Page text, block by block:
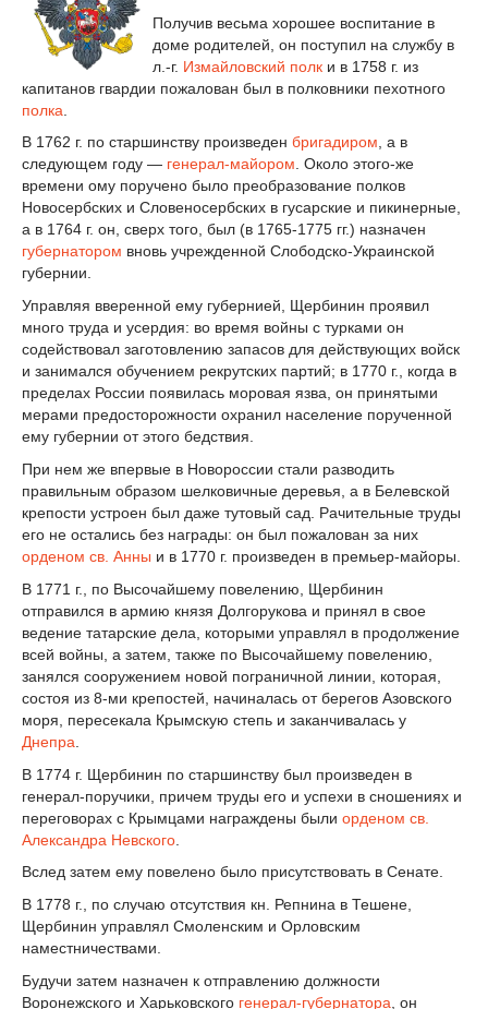
Получив весьма хорошее воспитание в
доме родителей, он поступил на службу в
л.-г. Измайловский полк и в 1758 г. из
капитанов гвардии пожалован был в полковники пехотного
полка
В 1762 г. по старшинству произведен бригадиром, а в
следующем году — генерал-майором. Около этого-же
времени ому поручено было преобразование полков
Новосербских и Словеносербских в гусарские и пикинерные,
а в 1764 г. он, сверх того, был (в 1765-1775 гг.) назначен
губернатором вновь учрежденной Слободско-Украинской
губернии.
Управляя вверенной ему губернией, Щербинин проявил
много труда и усердия: во время войны с турками он
содействовал заготовлению запасов для действующих войск
и занимался обучением рекрутских партий; в 1770 г., когда в
пределах России появилась моровая язва, он принятыми
мерами предосторожности охранил население порученной
ему губернии от этого бедствия.
При нем же впервые в Новороссии стали разводить
правильным образом шелковичные деревья, а в Белевской
крепости устроен был даже тутовый сад. Рачительные труды
его не остались без награды: он был пожалован за них
орденом св. Анны и в 1770 г. произведен в премьер-майоры.
В 1771 г., по Высочайшему повелению, Щербинин
отправился в армию князя Долгорукова и принял в свое
ведение татарские дела, которыми управлял в продолжение
всей войны, a затем, также по Высочайшему повелению,
занялся сооружением новой пограничной линии, которая,
состоя из 8-ми крепостей, начиналась от берегов Азовского
моря, пересекала Крымскую степь и заканчивалась у
Днепра
В 1774 г. Щербинин по старшинству был произведен в
генерал-поручики, причем труды его и успехи в сношениях и
переговорах с Крымцами награждены были орденом св.
Александра Невского
Вслед затем ему повелено было присутствовать в Сенате.
В 1778 г., по случаю отсутствия кн. Репнина в Тешене,
Щербинин управлял Смоленским и Орловским
наместничествами.
Будучи затем назначен к отправлению должности
Воронежского и Харьковского генерал-губернатора , он